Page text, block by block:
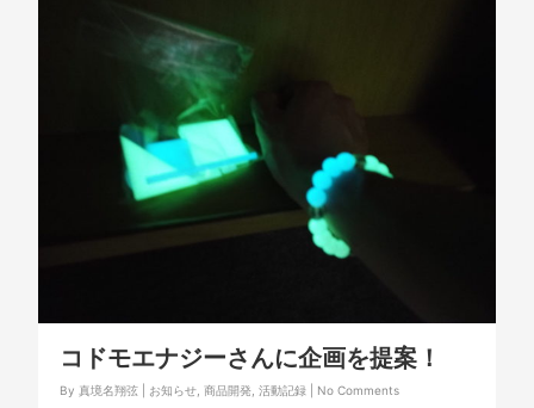
コドモエナジーさんに企画を提案！
By 真境名翔弦 お知らせ 商品開発 活動記録 No Comments